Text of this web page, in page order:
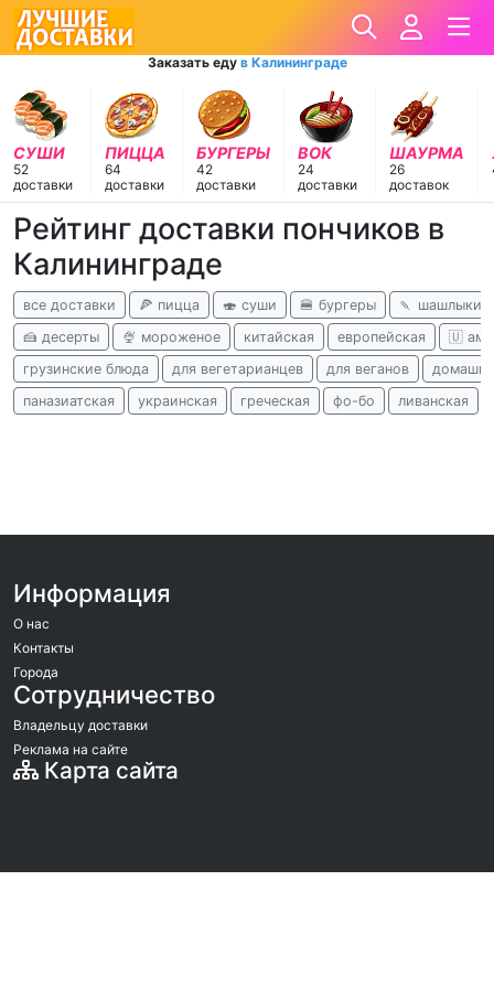
Заказать еду в Калининграде
СУШИ
52
доставки
ПИЦЦА
64
доставки
БУРГЕРЫ
42
доставки
ВОК
24
доставки
ШАУРМА
26
доставок
Рейтинг доставки пончиков в
Калининграде
все доставки 🍕 пицца 🍣 суши 🍔 бургеры
🍡 шашлыки
🍰 десерты
🍨 мороженое китайская европейская
🇺
грузинские блюда
для вегетарианцев для веганов
паназиатская
украинская греческая фо-бо ливанская
Информация
О нас
Контакты
Города
Сотрудничество
Владельцу доставки
Реклама на сайте
Карта сайта